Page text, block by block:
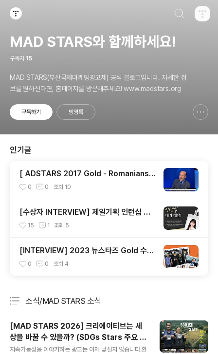
MAD STARS와 함께하세요!
구독자 15
MAD STARS(부산국제마케팅광고제) 공식 블로그입니다. 자세한 정
보를 원하신다면, 홈페이지를 방문해주세요! www.madstars.org
구독하기 방명록
인기글
[ ADSTARS 2017 Gold - Romanians
Adopt Remainians ]
0 0 조회 10
[수상자 INTERVIEW] 제일기획 인턴십 내
가 해냄!
15 1 조회 5
[INTERVIEW] 2023 뉴스타즈 Gold 수상
자 & 심사위원 인터뷰🎙️
0 0 조회 4
소식/MAD STARS 소식
[MAD STARS 2026] 크리에이티브는 세
상을 바꿀 수 있을까? (SDGs Stars 주요 본
선 진출작)
지속가능성을 이야기하는 광고는 이제 낯설지 않습니다.환